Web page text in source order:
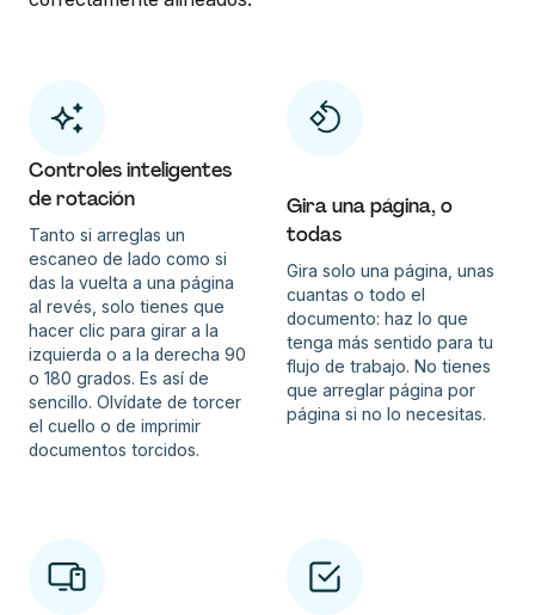
Controles inteligentes
de rotación
Tanto si arreglas un
escaneo de lado como si
das la vuelta a una página
al revés, solo tienes que
hacer clic para girar a la
izquierda o a la derecha 90
o 180 grados. Es así de
sencillo. Olvídate de torcer
el cuello o de imprimir
documentos torcidos.
Gira una página, o
todas
Gira solo una página, unas
cuantas o todo el
documento: haz lo que
tenga más sentido para tu
flujo de trabajo. No tienes
que arreglar página por
página si no lo necesitas.